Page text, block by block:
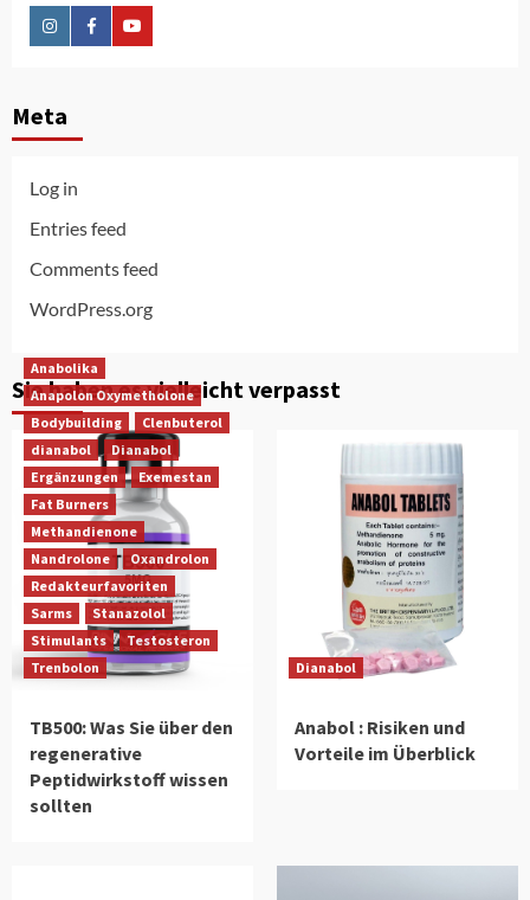
InstagramFacebookYoutube
Meta
Log in
Entries feed
Comments feed
WordPress.org
Sie haben es vielleicht verpasst
Anabolika
Anapolon Oxymetholone
Bodybuilding
Clenbuterol
dianabol
Dianabol
Ergänzungen
Exemestan
Fat Burners
Methandienone
Nandrolone
Oxandrolon
Redakteurfavoriten
Sarms
Stanazolol
Stimulants
Testosteron
Trenbolon
TB500: Was Sie über den
regenerative
Peptidwirkstoff wissen
sollten
Dianabol
Anabol : Risiken und
Vorteile im Überblick